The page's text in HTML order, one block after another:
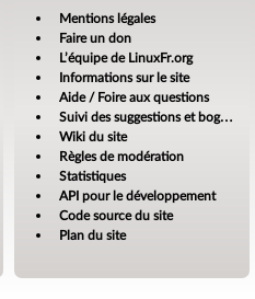
Mentions légales
Faire un don
L’équipe de LinuxFr.org
Informations sur le site
Aide / Foire aux questions
Suivi des suggestions et bogues
Wiki du site
Règles de modération
Statistiques
API pour le développement
Code source du site
Plan du site